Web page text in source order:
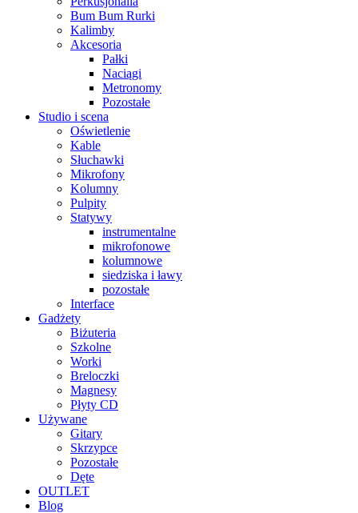
Bum Bum Rurki
Kalimby
Akcesoria
Pałki
Naciągi
Metronomy
Pozostałe
Studio i scena
Oświetlenie
Kable
Słuchawki
Mikrofony
Kolumny
Pulpity
Statywy
instrumentalne
mikrofonowe
kolumnowe
siedziska i ławy
pozostałe
Interface
Gadżety
Biżuteria
Szkolne
Worki
Breloczki
Magnesy
Płyty CD
Używane
Gitary
Skrzypce
Pozostałe
Dęte
OUTLET
Blog